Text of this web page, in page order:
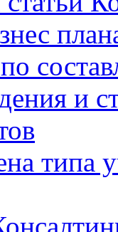
и
типа